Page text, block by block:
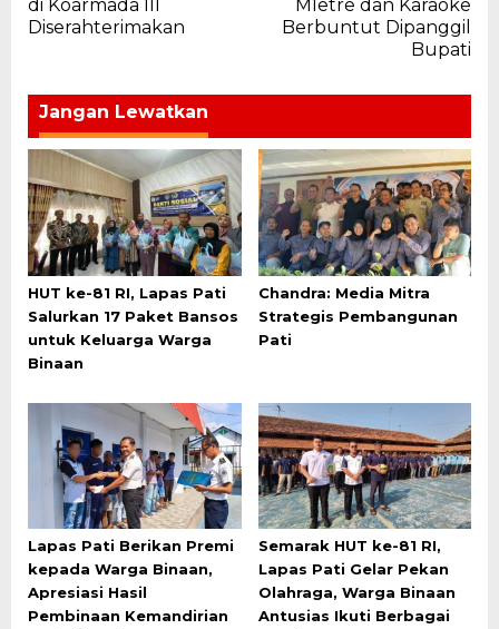
di Koarmada III
Diserahterimakan
Mletre dan Karaoke
Berbuntut Dipanggil
Bupati
Jangan Lewatkan
HUT ke-81 RI, Lapas Pati
Salurkan 17 Paket Bansos
untuk Keluarga Warga
Binaan
Chandra: Media Mitra
Strategis Pembangunan
Pati
Lapas Pati Berikan Premi
kepada Warga Binaan,
Apresiasi Hasil
Pembinaan Kemandirian
Semarak HUT ke-81 RI,
Lapas Pati Gelar Pekan
Olahraga, Warga Binaan
Antusias Ikuti Berbagai